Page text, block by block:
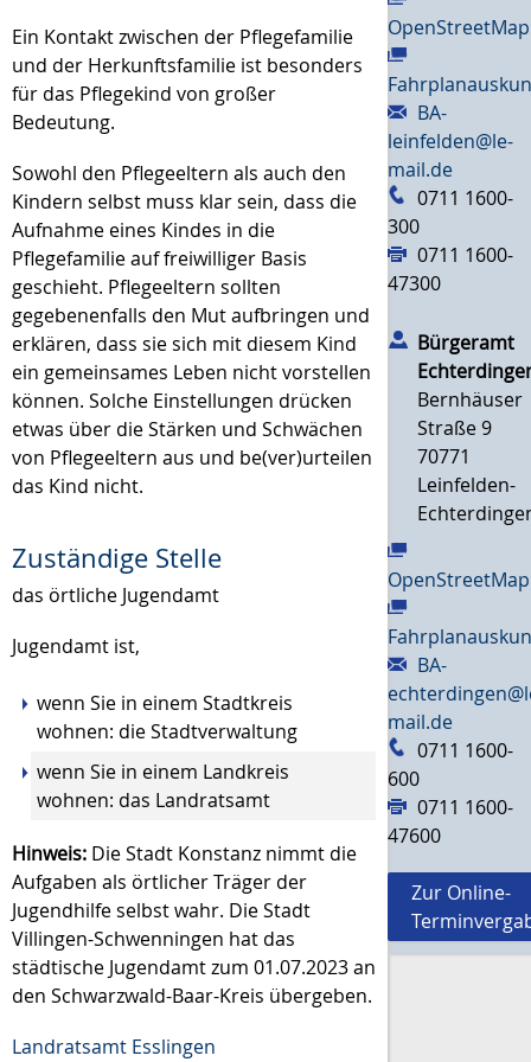
Ein Kontakt zwischen der Pflegefamilie
und der Herkunftsfamilie ist besonders
für das Pflegekind von großer
Bedeutung.
Sowohl den Pflegeeltern als auch den
Kindern selbst muss klar sein, dass die
Aufnahme eines Kindes in die
Pflegefamilie auf freiwilliger Basis
geschieht. Pflegeeltern sollten
gegebenenfalls den Mut aufbringen und
erklären, dass sie sich mit diesem Kind
ein gemeinsames Leben nicht vorstellen
können. Solche Einstellungen drücken
etwas über die Stärken und Schwächen
von Pflegeeltern aus und be(ver)urteilen
das Kind nicht.
Zuständige Stelle
das örtliche Jugendamt
Jugendamt ist,
wenn Sie in einem Stadtkreis
wohnen: die Stadtverwaltung
wenn Sie in einem Landkreis
wohnen: das Landratsamt
Hinweis: Die Stadt Konstanz nimmt die
Aufgaben als örtlicher Träger der
Jugendhilfe selbst wahr. Die Stadt
Villingen-Schwenningen hat das
städtische Jugendamt zum 01.07.2023 an
den Schwarzwald-Baar-Kreis übergeben.
Landratsamt Esslingen
OpenStreetMap
BA-
leinfelden@le-
mail.de
0711 1600-
300
0711 1600-
47300
Bürgeramt
Bernhäuser
Straße 9
70771
Leinfelden-
OpenStreetMap
BA-
mail.de
0711 1600-
600
0711 1600-
47600
Zur Online-